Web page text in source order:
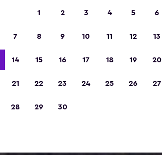
1 2 3 4 5 6
7 8 9 10 11 12 13
14 15 16 17 18 19 20
21 22 23 24 25 26 27
28 29 30